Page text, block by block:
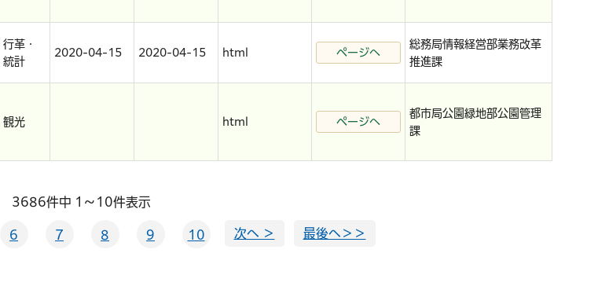
革・
統計
2020-04-15 2020-04-15 html ページへ
総務局情報経営部業務改革
推進課
観光 html ページへ
都市局公園緑地部公園管理
課
3686件中 1～10件表示
6 7 8 9 10 次へ ＞ 最後へ＞＞